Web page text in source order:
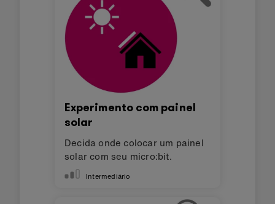
Experimento com painel
solar
Decida onde colocar um painel
solar com seu micro:bit.
Intermediário